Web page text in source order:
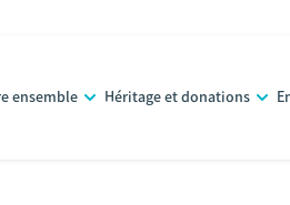
ensemble Héritage et donations